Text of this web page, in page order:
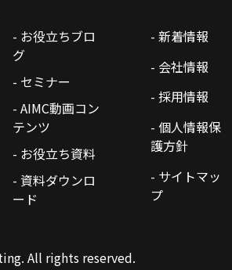
- お役立ちブロ
グ
- セミナー
- AIMC動画コン
テンツ
- お役立ち資料
- 資料ダウンロ
ード
- 新着情報
- 会社情報
- 採用情報
- 個人情報保
護方針
- サイトマッ
プ
All rights reserved.